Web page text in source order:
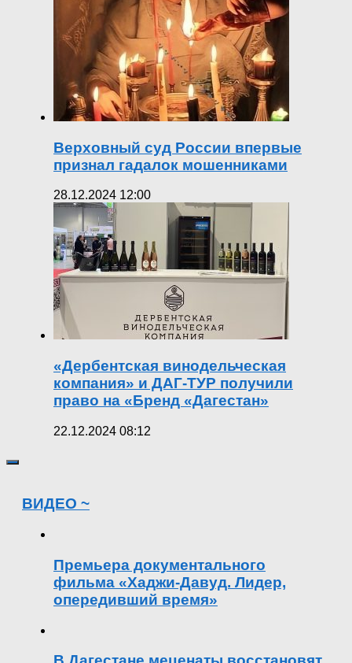
Верховный суд России впервые
признал гадалок мошенниками
28.12.2024 12:00
«Дербентская винодельческая
компания» и ДАГ-ТУР получили
право на «Бренд «Дагестан»
22.12.2024 08:12
ВИДЕО ~
Премьера документального
фильма «Хаджи-Давуд. Лидер,
опередивший время»